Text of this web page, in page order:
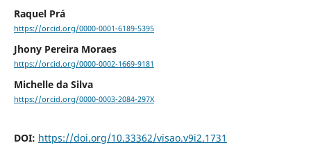
Raquel Prá
https://orcid.org/0000-0001-6189-5395
Jhony Pereira Moraes
https://orcid.org/0000-0002-1669-9181
Michelle da Silva
https://orcid.org/0000-0003-2084-297X
DOI: https://doi.org/10.33362/visao.v9i2.1731